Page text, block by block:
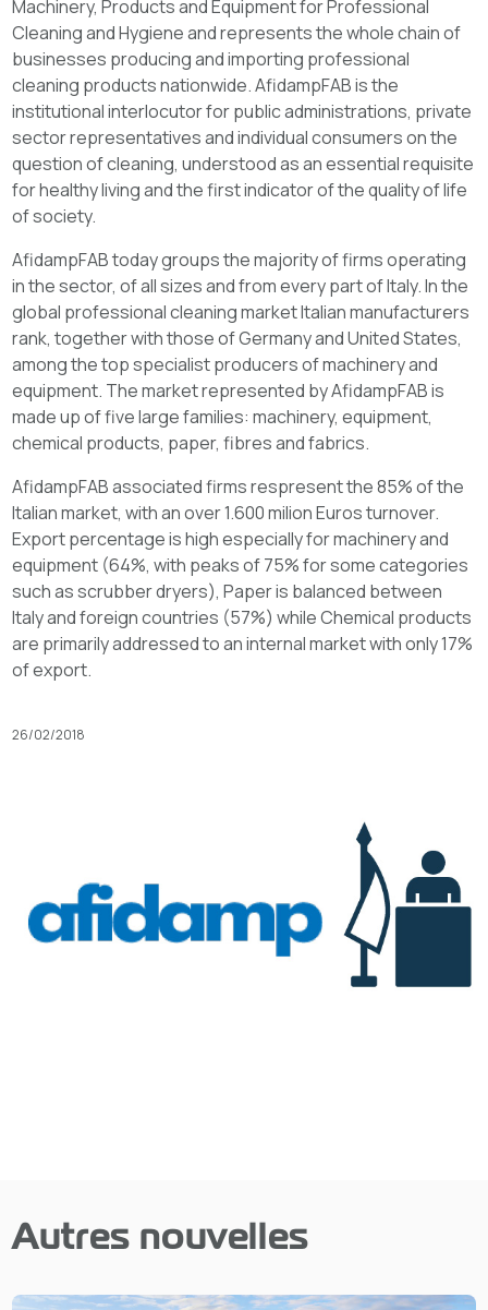
Machinery, Products and Equipment for Professional
Cleaning and Hygiene and represents the whole chain of
businesses producing and importing professional
cleaning products nationwide. AfidampFAB is the
institutional interlocutor for public administrations, private
sector representatives and individual consumers on the
question of cleaning, understood as an essential requisite
for healthy living and the first indicator of the quality of life
of society.
AfidampFAB today groups the majority of firms operating
in the sector, of all sizes and from every part of Italy. In the
global professional cleaning market Italian manufacturers
rank, together with those of Germany and United States,
among the top specialist producers of machinery and
equipment. The market represented by AfidampFAB is
made up of five large families: machinery, equipment,
chemical products, paper, fibres and fabrics.
AfidampFAB associated firms respresent the 85% of the
Italian market, with an over 1.600 milion Euros turnover.
Export percentage is high especially for machinery and
equipment (64%, with peaks of 75% for some categories
such as scrubber dryers), Paper is balanced between
Italy and foreign countries (57%) while Chemical products
are primarily addressed to an internal market with only 17%
of export.
26/02/2018
Autres nouvelles